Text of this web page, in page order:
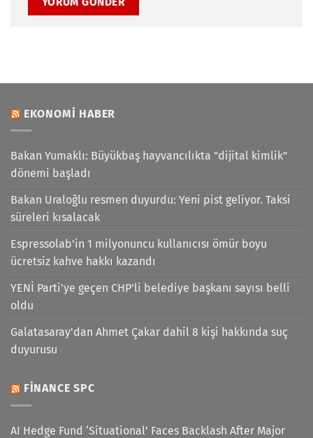
EKONOMI HABER
Bakan Yumaklı: Büyükbaş hayvancılıkta "dijital kimlik"
dönemi başladı
Bakan Uraloğlu resmen duyurdu: Yeni pist geliyor. Taksi
süreleri kısalacak
Espressolab'in 1 milyonuncu kullanıcısı ömür boyu
ücretsiz kahve hakkı kazandı
YENİ Parti'ye geçen CHP'li belediye başkanı sayısı belli
oldu
Galatasaray'dan Ahmet Çakar dahil 8 kişi hakkında suç
duyurusu
FINANCE SPC
AI Hedge Fund ‘Situational’ Faces Backlash After Major